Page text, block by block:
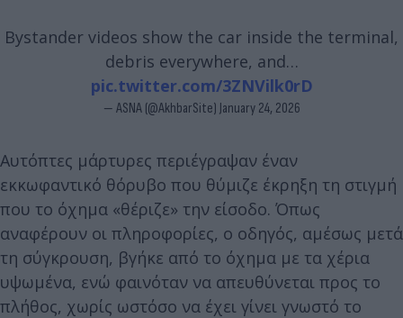
Bystander videos show the car inside the terminal,
debris everywhere, and…
pic.twitter.com/3ZNVilk0rD
— ASNA (@AkhbarSite) January 24, 2026
Αυτόπτες μάρτυρες περιέγραψαν έναν
εκκωφαντικό θόρυβο που θύμιζε έκρηξη τη στιγμή
που το όχημα «θέριζε» την είσοδο. Όπως
αναφέρουν οι πληροφορίες, ο οδηγός, αμέσως μετά
τη σύγκρουση, βγήκε από το όχημα με τα χέρια
υψωμένα, ενώ φαινόταν να απευθύνεται προς το
πλήθος, χωρίς ωστόσο να έχει γίνει γνωστό το